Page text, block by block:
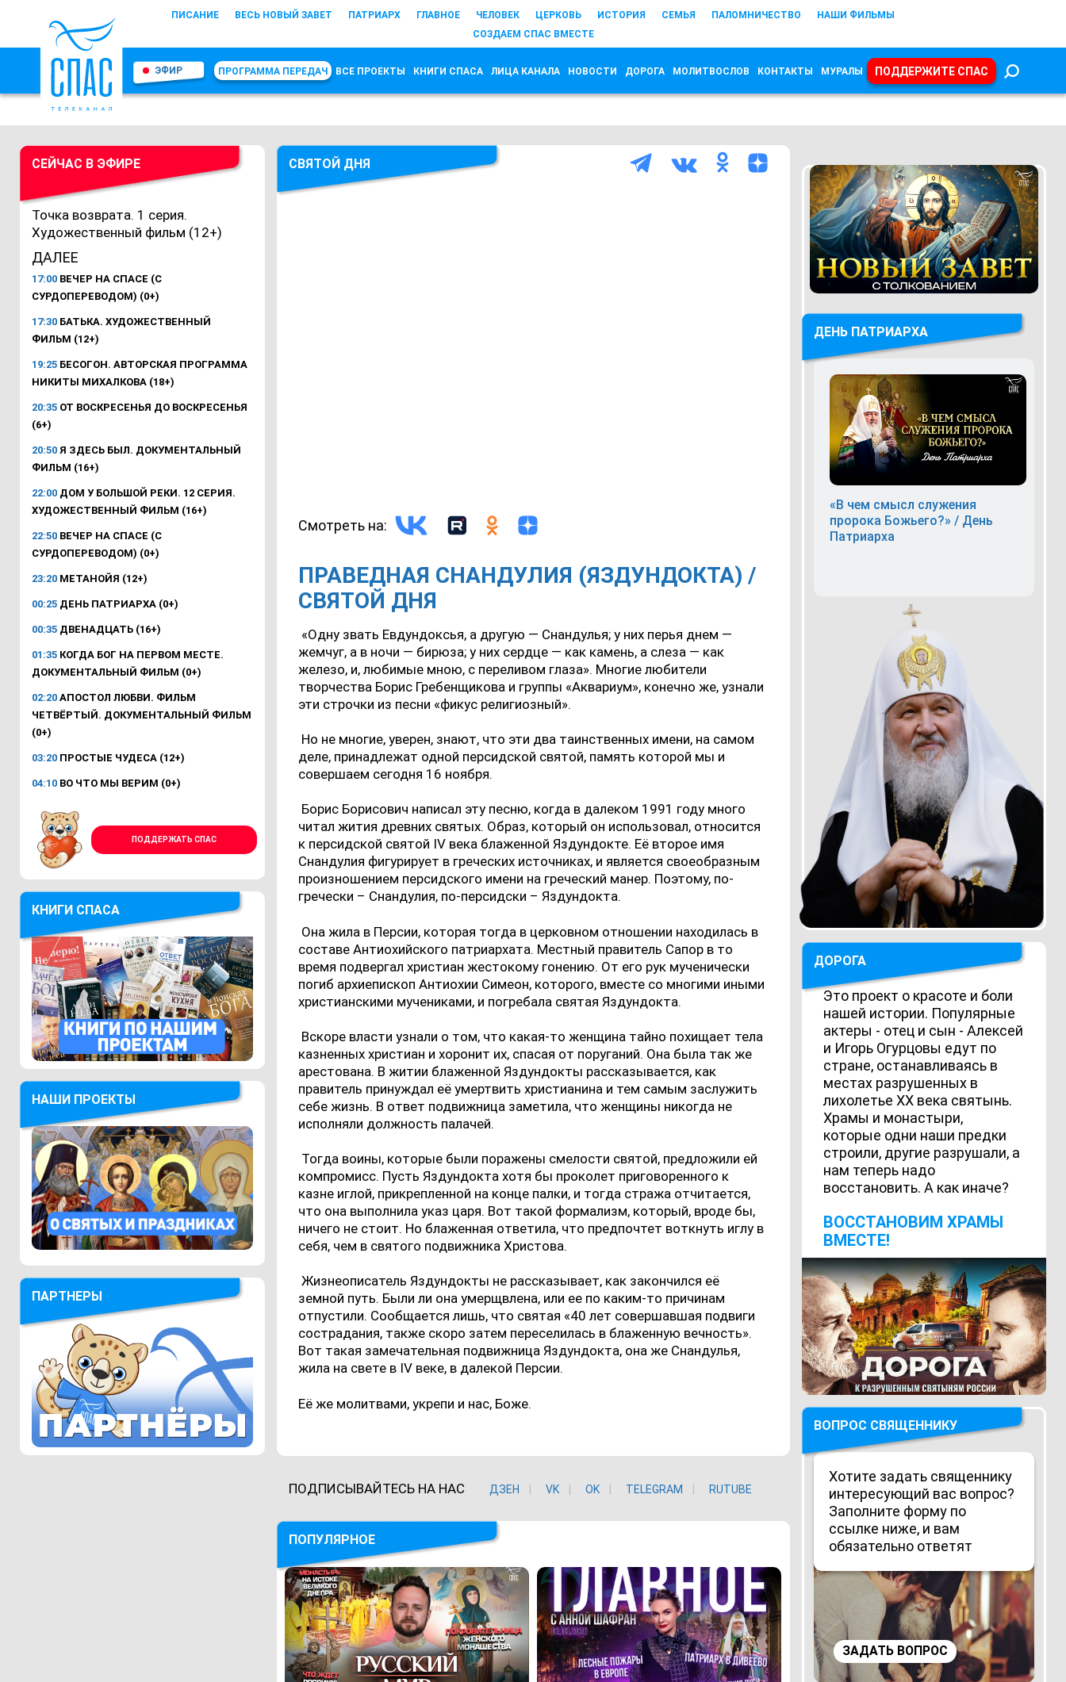
ПИСАНИЕ ВЕСЬ НОВЫЙ ЗАВЕТ ПАТРИАРХ ГЛАВНОЕ ЧЕЛОВЕК ЦЕРКОВЬ ИСТОРИЯ СЕМЬЯ ПАЛОМНИЧЕСТВО
НАШИ ФИЛЬМЫ
СОЗДАЕМ СПАС ВМЕСТЕ
ЭФИР ПРОГРАММА ПЕРЕДАЧ ВСЕ ПРОЕКТЫ КНИГИ СПАСА ЛИЦА КАНАЛА НОВОСТИ ДОРОГА МОЛИТВОСЛОВ КОНТАКТЫ МУРАЛЫ ПОДДЕРЖИТЕ СПАС
СЕЙЧАС В ЭФИРЕ
Точка возврата. 1 серия.
Художественный фильм (12+)
ДАЛЕЕ
17:00 ВЕЧЕР НА СПАСЕ (С
СУРДОПЕРЕВОДОМ) (0+)
17:30 БАТЬКА. ХУДОЖЕСТВЕННЫЙ
ФИЛЬМ (12+)
19:25 БЕСОГОН. АВТОРСКАЯ ПРОГРАММА
НИКИТЫ МИХАЛКОВА (18+)
20:35 ОТ ВОСКРЕСЕНЬЯ ДО ВОСКРЕСЕНЬЯ
(6+)
20:50 Я ЗДЕСЬ БЫЛ. ДОКУМЕНТАЛЬНЫЙ
ФИЛЬМ (16+)
22:00 ДОМ У БОЛЬШОЙ РЕКИ. 12 СЕРИЯ.
ХУДОЖЕСТВЕННЫЙ ФИЛЬМ (16+)
22:50 ВЕЧЕР НА СПАСЕ (С
СУРДОПЕРЕВОДОМ) (0+)
23:20 МЕТАНОЙЯ (12+)
00:25 ДЕНЬ ПАТРИАРХА (0+)
00:35 ДВЕНАДЦАТЬ (16+)
01:35 КОГДА БОГ НА ПЕРВОМ МЕСТЕ.
ДОКУМЕНТАЛЬНЫЙ ФИЛЬМ (0+)
02:20 АПОСТОЛ ЛЮБВИ. ФИЛЬМ
ЧЕТВЁРТЫЙ. ДОКУМЕНТАЛЬНЫЙ ФИЛЬМ
(0+)
03:20 ПРОСТЫЕ ЧУДЕСА (12+)
04:10 ВО ЧТО МЫ ВЕРИМ (0+)
ПОДДЕРЖАТЬ СПАС
КНИГИ СПАСА
НАШИ ПРОЕКТЫ
ПАРТНЕРЫ
СВЯТОЙ ДНЯ
Смотреть на:
ПРАВЕДНАЯ СНАНДУЛИЯ (ЯЗДУНДОКТА) /
СВЯТОЙ ДНЯ
«Одну звать Евдундоксья, а другую — Снандулья; у них перья днем —
жемчуг, а в ночи — бирюза; у них сердце — как камень, а слеза — как
железо, и, любимые мною, с переливом глаза». Многие любители
творчества Борис Гребенщикова и группы «Аквариум», конечно же, узнали
эти строчки из песни «фикус религиозный».
Но не многие, уверен, знают, что эти два таинственных имени, на самом
деле, принадлежат одной персидской святой, память которой мы и
совершаем сегодня 16 ноября.
Борис Борисович написал эту песню, когда в далеком 1991 году много
читал жития древних святых. Образ, который он использовал, относится
к персидской святой IV века блаженной Яздундокте. Её второе имя
Снандулия фигурирует в греческих источниках, и является своеобразным
произношением персидского имени на греческий манер. Поэтому, по-
гречески – Снандулия, по-персидски – Яздундокта.
Она жила в Персии, которая тогда в церковном отношении находилась в
составе Антиохийского патриархата. Местный правитель Сапор в то
время подвергал христиан жестокому гонению. От его рук мученически
погиб архиепископ Антиохии Симеон, которого, вместе со многими иными
христианскими мучениками, и погребала святая Яздундокта.
Вскоре власти узнали о том, что какая-то женщина тайно похищает тела
казненных христиан и хоронит их, спасая от поруганий. Она была так же
арестована. В житии блаженной Яздундокты рассказывается, как
правитель принуждал её умертвить христианина и тем самым заслужить
себе жизнь. В ответ подвижница заметила, что женщины никогда не
исполняли должность палачей.
Тогда воины, которые были поражены смелости святой, предложили ей
компромисс. Пусть Яздундокта хотя бы проколет приговоренного к
казне иглой, прикрепленной на конце палки, и тогда стража отчитается,
что она выполнила указ царя. Вот такой формализм, который, вроде бы,
ничего не стоит. Но блаженная ответила, что предпочтет воткнуть иглу в
себя, чем в святого подвижника Христова.
Жизнеописатель Яздундокты не рассказывает, как закончился её
земной путь. Были ли она умерщвлена, или ее по каким-то причинам
отпустили. Сообщается лишь, что святая «40 лет совершавшая подвиги
сострадания, также скоро затем переселилась в блаженную вечность».
Вот такая замечательная подвижница Яздундокта, она же Снандулья,
жила на свете в IV веке, в далекой Персии.
Её же молитвами, укрепи и нас, Боже.
ПОДПИСЫВАЙТЕСЬ НА НАС ДЗЕН VK ОK TELEGRAM RUTUBE
ПОПУЛЯРНОЕ
ДЕНЬ ПАТРИАРХА
«В чем смысл служения
пророка Божьего?» / День
Патриарха
ДОРОГА
Это проект о красоте и боли
нашей истории. Популярные
актеры - отец и сын - Алексей
и Игорь Огурцовы едут по
стране, останавливаясь в
местах разрушенных в
лихолетье ХХ века святынь.
Храмы и монастыри,
которые одни наши предки
строили, другие разрушали, а
нам теперь надо
восстановить. А как иначе?
ВОCСТАНОВИМ ХРАМЫ
ВМЕСТЕ!
ВОПРОС СВЯЩЕННИКУ
Хотите задать священнику
интересующий вас вопрос?
Заполните форму по
ссылке ниже, и вам
обязательно ответят
ЗАДАТЬ ВОПРОС